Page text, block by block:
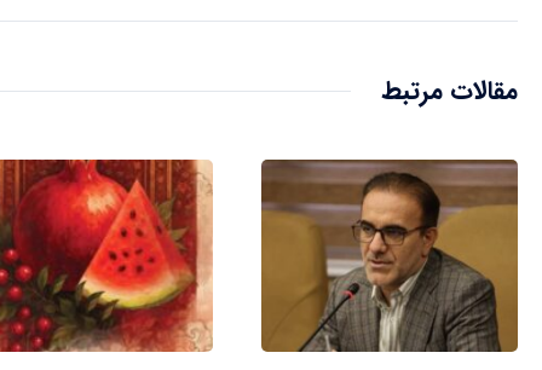
مقالات مرتبط